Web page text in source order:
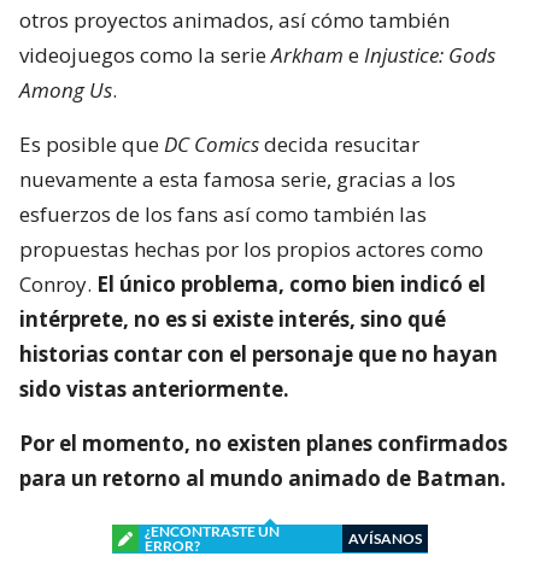
otros proyectos animados, así cómo también
videojuegos como la serieArkham eInjustice: Gods
Among Us.
Es posible queDC Comicsdecida resucitar
nuevamente a esta famosa serie, gracias a los
esfuerzos de los fans así como también las
propuestas hechas por los propios actores como
Conroy. El único problema, como bien indicó el
intérprete, no es si existe interés, sino qué
historias contar con el personaje que no hayan
sido vistas anteriormente.
Por el momento, no existen planes confirmados
para un retorno al mundo animado de Batman.
¿ENCONTRASTE UN
ERROR?
AVÍSANOS